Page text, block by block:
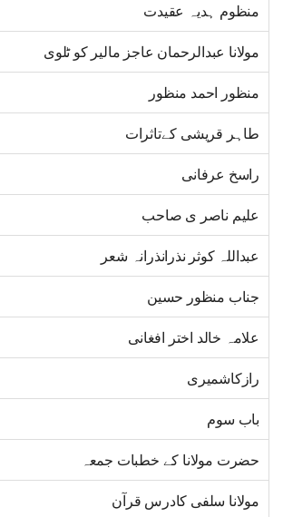
منظوم ہدیہ عقیدت
مولانا عبدالرحمان عاجز مالیر کو ٹلوی
منظور احمد منظور
طاہر قریشی کےتاثرات
راسخ عرفانی
علیم ناصر ی صاحب
عبداللہ کوثر نذرانذرانہ شعر
جناب منظور حسین
علامہ خالد اختر افغانی
رازکاشمیری
باب سوم
حضرت مولانا کے خطبات جمعہ
مولانا سلفی کادرس قرآن